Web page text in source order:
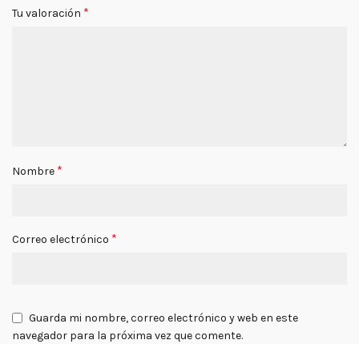
Tu valoración *
Nombre *
Correo electrónico *
Guarda mi nombre, correo electrónico y web en este
navegador para la próxima vez que comente.